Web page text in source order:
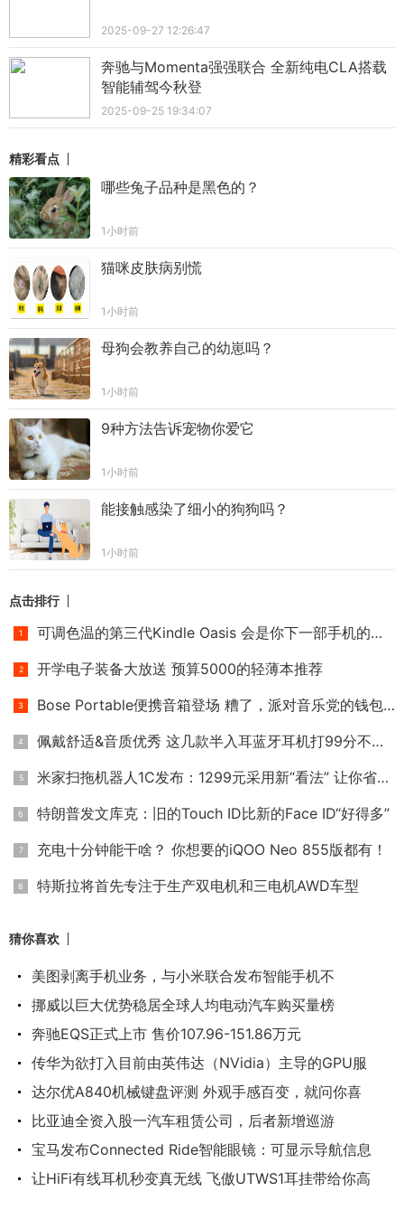
2025-09-27 12:26:47
奔驰与Momenta强强联合 全新纯电CLA搭载
智能辅驾今秋登
2025-09-25 19:34:07
精彩看点
哪些兔子品种是黑色的？
1小时前
猫咪皮肤病别慌
1小时前
母狗会教养自己的幼崽吗？
1小时前
9种方法告诉宠物你爱它
1小时前
能接触感染了细小的狗狗吗？
1小时前
点击排行
可调色温的第三代Kindle Oasis 会是你下一部手机的选择吗？
开学电子装备大放送 预算5000的轻薄本推荐
Bose Portable便携音箱登场 糟了，派对音乐党的钱包不保！
佩戴舒适&音质优秀 这几款半入耳蓝牙耳机打99分不过分！
米家扫拖机器人1C发布：1299元采用新“看法” 让你省时省力又省
特朗普发文库克：旧的Touch ID比新的Face ID“好得多”
充电十分钟能干啥？ 你想要的iQOO Neo 855版都有！
特斯拉将首先专注于生产双电机和三电机AWD车型
猜你喜欢
美图剥离手机业务，与小米联合发布智能手机不
挪威以巨大优势稳居全球人均电动汽车购买量榜
奔驰EQS正式上市 售价107.96-151.86万元
传华为欲打入目前由英伟达（NVidia）主导的GPU服
达尔优A840机械键盘评测 外观手感百变，就问你喜
比亚迪全资入股一汽车租赁公司，后者新增巡游
宝马发布Connected Ride智能眼镜：可显示导航信息
让HiFi有线耳机秒变真无线 飞傲UTWS1耳挂带给你高